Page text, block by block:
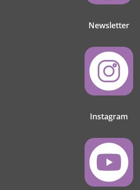
Newsletter
Instagram